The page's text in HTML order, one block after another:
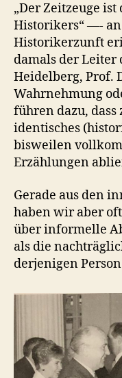
„Der Zeitzeuge
Historikers“ —-
Historikerzunft
damals der Leiter
Heidelberg, Prof.
Wahrnehmung
führen dazu,
identisches
bisweilen
Erzählungen
Gerade aus den
haben wir aber
über informelle
als die
derjenigen